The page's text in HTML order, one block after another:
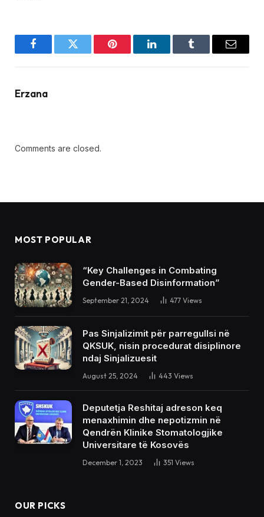
FacebookTwitter Pinterest LinkedInTumblr Email
Erzana
Comments are closed.
MOST POPULAR
“Key Challenges in Combating
Gender-Based Disinformation”
September 21, 2024 477 Views
Pas Sinjalizimit për parregullsi në
QKSUK, nisin procedurat disiplinore
ndaj Sinjalizuesit
August 25, 2024 443 Views
Deputetja Reshitaj adreson keq
menaxhimin dhe nepotizmin në
Qendrën Klinike Stomatologjike
Universitare të Kosovës
December 1, 2023 351 Views
OUR PICKS